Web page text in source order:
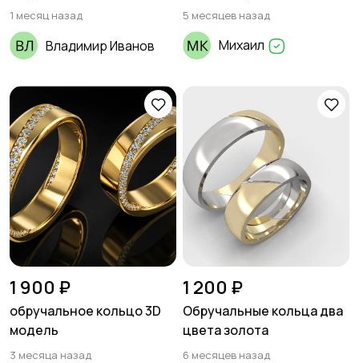
1 месяц назад
Владимир Иванов
5 месяцев назад
Михаил
1 900 ₽
обручальное кольцо 3D
модель
3 месяца назад
1 200 ₽
Обручальные кольца два
цвета золота
6 месяцев назад